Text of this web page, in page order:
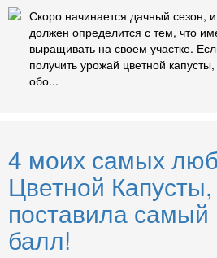
Скоро начинается дачный сезон,
должен определится с тем, что
выращивать на своем участке.
получить урожай цветной
обо...
4 моих самых
Цветной
поставила самый
балл!